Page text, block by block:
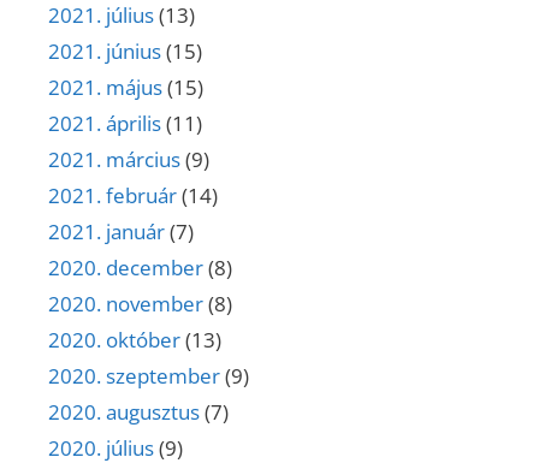
2021. július(13)
2021. június(15)
2021. május(15)
2021. április(11)
2021. március(9)
2021. február(14)
2021. január(7)
2020. december(8)
2020. november(8)
2020. október(13)
2020. szeptember(9)
2020. augusztus(7)
2020. július(9)